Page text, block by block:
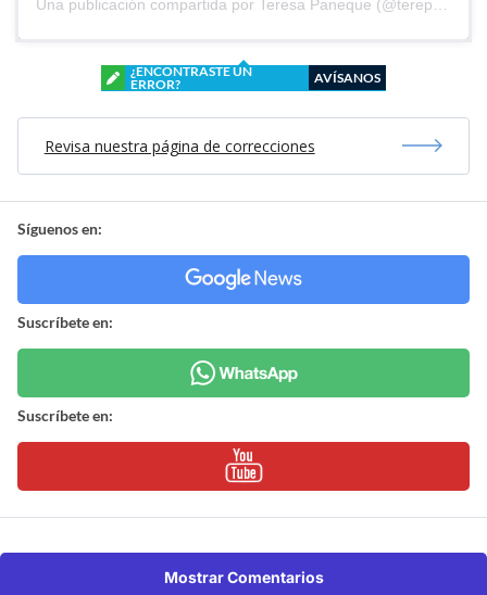
¿ENCONTRASTE UN
ERROR?
AVÍSANOS
Revisa nuestra página de correcciones
Síguenos en:
Suscríbete en:
Suscríbete en:
Mostrar Comentarios